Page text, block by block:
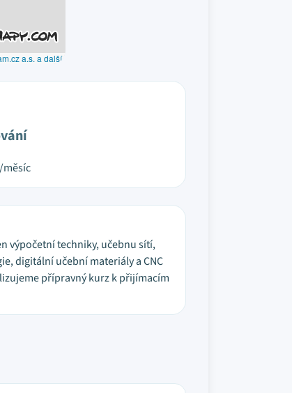
a.s. a další
měsíc
výpočetní techniky, učebnu sítí,
digitální učební materiály a CNC
přípravný kurz k přijímacím